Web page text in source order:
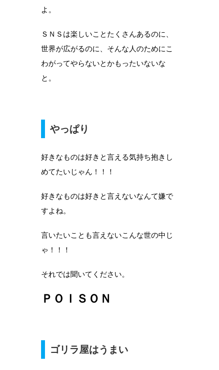
よ。
ＳＮＳは楽しいことたくさんあるのに、
世界が広がるのに、そんな人のためにこ
わがってやらないとかもったいないな
と。
やっぱり
好きなものは好きと言える気持ち抱きし
めてたいじゃん！！！
好きなものは好きと言えないなんて嫌で
すよね。
言いたいことも言えないこんな世の中じ
ゃ！！！
それでは聞いてください。
ＰＯＩＳＯＮ
ゴリラ屋はうまい